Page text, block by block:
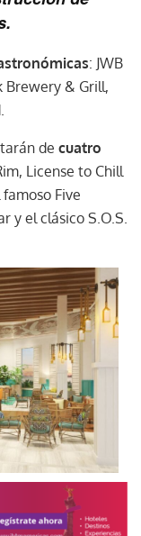
: JWB
Brewery & Grill,
de cuatro
License to Chill
Five
y el clásico S.O.S.